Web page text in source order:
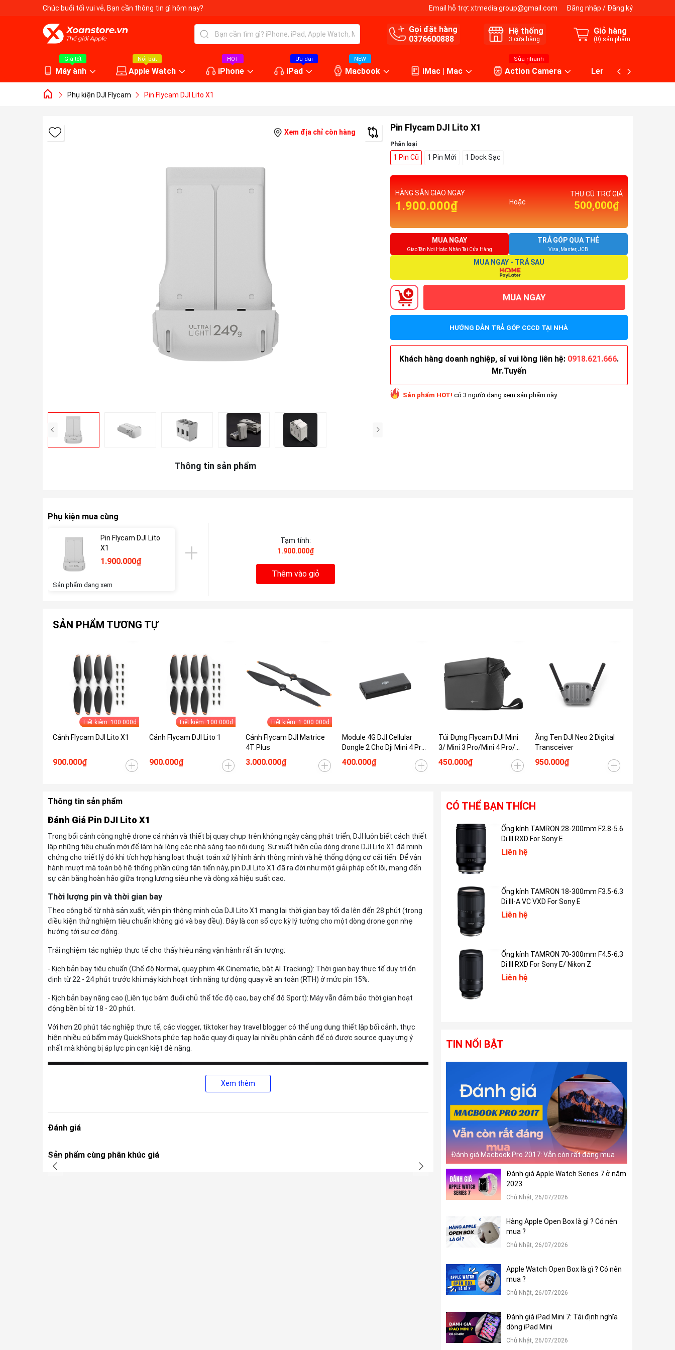
Chúc buổi tối vui vẻ, Bạn cần thông tin gì hôm nay? Email hỗ trợ: xtmedia.group@gmail.com Đăng nhập / Đăng ký
Gọi đặt hàng
0376600888
Hệ thống
3 cửa hàng
Giỏ hàng
(0) sản phẩm
Giá tốt
Máy ành
Nổi bật
Apple Watch
HOT
iPhone
Ưu đãi
iPad
NEW
Macbook iMac | Mac
Sửa nhanh
Action Camera Lens máy ảnh
Phụ kiện DJI Flycam Pin Flycam DJI Lito X1
Xem địa chỉ còn hàng
Thông tin sản phẩm
Pin Flycam DJI Lito X1
Phân loại
1 Pin Cũ 1 Pin Mới 1 Dock Sạc
HÀNG SẴN GIAO NGAY
1.900.000₫ Hoặc
THU CŨ TRỢ GIÁ
500,000₫
MUA NGAY
Giao Tận Nơi Hoặc Nhận Tại Cửa Hàng
TRẢ GÓP QUA THẺ
Visa, Master, JCB
MUA NGAY - TRẢ SAU
MUA NGAY
HƯỚNG DẪN TRẢ GÓP CCCD TẠI NHÀ
Khách hàng doanh nghiệp, sỉ vui lòng liên hệ: 0918.621.666.
Mr.Tuyến
Sản phẩm HOT! có 3 người đang xem sản phẩm này
Phụ kiện mua cùng
Pin Flycam DJI Lito
X1
1.900.000₫
Sản phẩm đang xem
Tạm tính:
1.900.000₫
Thêm vào giỏ
SẢN PHẨM TƯƠNG TỰ
Tiết kiệm: 100.000₫
Cánh Flycam DJI Lito X1
900.000₫
Tiết kiệm: 100.000₫
Cánh Flycam DJI Lito 1
900.000₫
Tiết kiệm: 1.000.000₫
Cánh Flycam DJI Matrice
4T Plus
3.000.000₫
Module 4G DJI Cellular
Dongle 2 Cho Dji Mini 4 Pro/
Mini 5 Pro/ Air 3s/ Mavic 3
Pro/ Mavic 4 Pro
400.000₫
Túi Đựng Flycam DJI Mini
3/ Mini 3 Pro/Mini 4 Pro/
Mini 4k
450.000₫
Ăng Ten DJI Neo 2 Digital
Transceiver
950.000₫
Thông tin sản phẩm
Đánh Giá Pin DJI Lito X1
Trong bối cảnh công nghệ drone cá nhân và thiết bị quay chụp trên không ngày càng phát triển, DJI luôn biết cách thiết
lập những tiêu chuẩn mới để làm hài lòng các nhà sáng tạo nội dung. Sự xuất hiện của dòng drone DJI Lito X1 đã minh
chứng cho triết lý đó khi tích hợp hàng loạt thuật toán xử lý hình ảnh thông minh và hệ thống động cơ cải tiến. Để vận
hành mượt mà toàn bộ hệ thống phần cứng tân tiến này, pin DJI Lito X1 đã ra đời như một giải pháp cốt lõi, mang đến
sự cân bằng hoàn hảo giữa trọng lượng siêu nhẹ và dòng xả hiệu suất cao.
Thời lượng pin và thời gian bay
Theo công bố từ nhà sản xuất, viên pin thông minh của DJI Lito X1 mang lại thời gian bay tối đa lên đến 28 phút (trong
điều kiện thử nghiệm tiêu chuẩn không gió và bay đều). Đây là con số cực kỳ lý tưởng cho một dòng drone gọn nhẹ
hướng tới sự cơ động.
Trải nghiệm tác nghiệp thực tế cho thấy hiệu năng vận hành rất ấn tượng:
- Kịch bản bay tiêu chuẩn (Chế độ Normal, quay phim 4K Cinematic, bật AI Tracking): Thời gian bay thực tế duy trì ổn
định từ 22 - 24 phút trước khi máy kích hoạt tính năng tự động quay về an toàn (RTH) ở mức pin 15%.
- Kịch bản bay nâng cao (Liên tục bám đuổi chủ thể tốc độ cao, bay chế độ Sport): Máy vẫn đảm bảo thời gian hoạt
động bền bỉ từ 18 - 20 phút.
Với hơn 20 phút tác nghiệp thực tế, các vlogger, tiktoker hay travel blogger có thể ung dung thiết lập bối cảnh, thực
hiện nhiều cú bấm máy QuickShots phức tạp hoặc quay đi quay lại nhiều phân cảnh để có được source quay ưng ý
nhất mà không bị áp lực pin cạn kiệt đè nặng.
Xem thêm
Đánh giá
Sản phẩm cùng phân khúc giá
CÓ THỂ BẠN THÍCH
III VC VXD For Sony E
Liên hệ
Ống kính TAMRON 28-200mm F2.8-5.6
Di III RXD For Sony E
Liên hệ
Liên hệ
Ống kính TAMRON 18-300mm F3.5-6.3
Di III-A VC VXD For Sony E
Liên hệ
Di III VC VXD For Sony E
Liên hệ
Ống kính TAMRON 70-300mm F4.5-6.3
Di III RXD For Sony E/ Nikon Z
Liên hệ
TIN NỔI BẬT
Đánh giá Macbook Pro 2017: Vẫn còn rất đáng mua
Đánh giá Apple Watch Series 7 ở năm
2023
Chủ Nhật, 26/07/2026
Hàng Apple Open Box là gì ? Có nên
mua ?
Chủ Nhật, 26/07/2026
Apple Watch Open Box là gì ? Có nên
mua ?
Chủ Nhật, 26/07/2026
Đánh giá iPad Mini 7: Tái định nghĩa
dòng iPad Mini
Chủ Nhật, 26/07/2026